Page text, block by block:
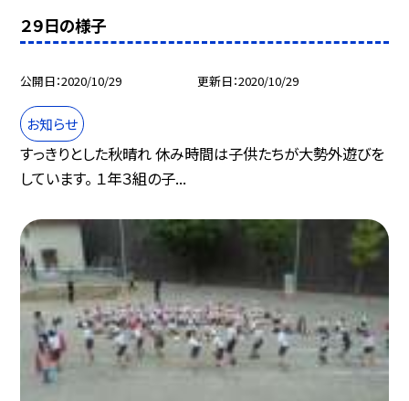
２９日の様子
公開日 2020/10/29 更新日 2020/10/29
お知らせ
すっきりとした秋晴れ 休み時間は子供たちが大勢外遊びを
しています。 １年３組の子...